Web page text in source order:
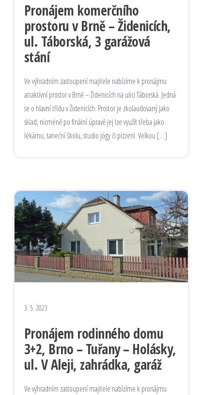
Pronájem komerčního
prostoru v Brně – Židenicích,
ul. Táborská, 3 garážová
stání
Ve výhradním zastoupení majitele nabízíme k pronájmu
atraktivní prostor v Brně – Židenicích na ulici Táborská. Jedná
se o hlavní třídu v Židenicích. Prostor je zkolaudovaný jako
sklad, nicméně po finální úpravě jej lze využít třeba jako
lékárnu, taneční školu, studio jógy či pizzerii. Velkou […]
3. 5. 2023
Pronájem rodinného domu
3+2, Brno – Tuřany – Holásky,
ul. V Aleji, zahrádka, garáž
Ve výhradním zastoupení majitele nabízíme k pronájmu